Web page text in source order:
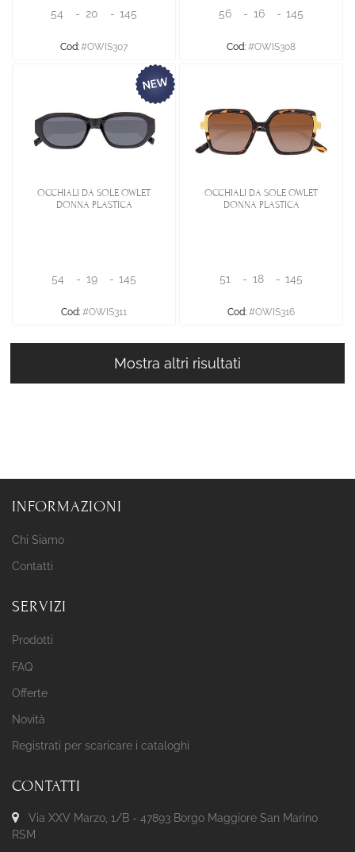
54 - 20 - 145
Cod:#OWIS307
56 - 16 - 145
Cod: #OWIS308
OCCHIALI DA SOLE OWLET
DONNA PLASTICA
54 - 19 - 145
Cod: #OWIS311
OCCHIALI DA SOLE OWLET
DONNA PLASTICA
51 - 18 - 145
Cod: #OWIS316
Mostra altri risultati
INFORMAZIONI
Chi Siamo
Contatti
SERVIZI
Prodotti
FAQ
Offerte
Novità
Registrati per scaricare i cataloghi
CONTATTI
Via XXV Marzo, 1/B - 47893 Borgo Maggiore San Marino
RSM